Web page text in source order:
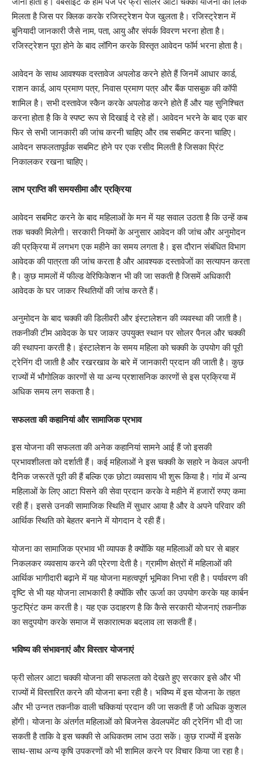
मिलता है जिस पर क्लिक करके रजिस्ट्रेशन पेज खुलता है। रजिस्ट्रेशन में
बुनियादी जानकारी जैसे नाम, पता, आयु और संपर्क विवरण भरना होता है।
रजिस्ट्रेशन पूरा होने के बाद लॉगिन करके विस्तृत आवेदन फॉर्म भरना होता है।
आवेदन के साथ आवश्यक दस्तावेज अपलोड करने होते हैं जिनमें आधार कार्ड,
राशन कार्ड, आय प्रमाण पत्र, निवास प्रमाण पत्र और बैंक पासबुक की कॉपी
शामिल है। सभी दस्तावेज स्कैन करके अपलोड करने होते हैं और यह सुनिश्चित
करना होता है कि वे स्पष्ट रूप से दिखाई दे रहे हों। आवेदन भरने के बाद एक बार
फिर से सभी जानकारी की जांच करनी चाहिए और तब सबमिट करना चाहिए।
आवेदन सफलतापूर्वक सबमिट होने पर एक रसीद मिलती है जिसका प्रिंट
निकालकर रखना चाहिए।
लाभ प्राप्ति की समयसीमा और प्रक्रिया
आवेदन सबमिट करने के बाद महिलाओं के मन में यह सवाल उठता है कि उन्हें कब
तक चक्की मिलेगी। सरकारी नियमों के अनुसार आवेदन की जांच और अनुमोदन
की प्रक्रिया में लगभग एक महीने का समय लगता है। इस दौरान संबंधित विभाग
आवेदक की पात्रता की जांच करता है और आवश्यक दस्तावेजों का सत्यापन करता
है। कुछ मामलों में फील्ड वेरिफिकेशन भी की जा सकती है जिसमें अधिकारी
आवेदक के घर जाकर स्थितियों की जांच करते हैं।
अनुमोदन के बाद चक्की की डिलीवरी और इंस्टालेशन की व्यवस्था की जाती है।
तकनीकी टीम आवेदक के घर जाकर उपयुक्त स्थान पर सोलर पैनल और चक्की
की स्थापना करती है। इंस्टालेशन के समय महिला को चक्की के उपयोग की पूरी
ट्रेनिंग दी जाती है और रखरखाव के बारे में जानकारी प्रदान की जाती है। कुछ
राज्यों में भौगोलिक कारणों से या अन्य प्रशासनिक कारणों से इस प्रक्रिया में
अधिक समय लग सकता है।
सफलता की कहानियां और सामाजिक प्रभाव
इस योजना की सफलता की अनेक कहानियां सामने आई हैं जो इसकी
प्रभावशीलता को दर्शाती हैं। कई महिलाओं ने इस चक्की के सहारे न केवल अपनी
दैनिक जरूरतें पूरी की हैं बल्कि एक छोटा व्यवसाय भी शुरू किया है। गांव में अन्य
महिलाओं के लिए आटा पिसने की सेवा प्रदान करके वे महीने में हजारों रुपए कमा
रही हैं। इससे उनकी सामाजिक स्थिति में सुधार आया है और वे अपने परिवार की
आर्थिक स्थिति को बेहतर बनाने में योगदान दे रही हैं।
योजना का सामाजिक प्रभाव भी व्यापक है क्योंकि यह महिलाओं को घर से बाहर
निकलकर व्यवसाय करने की प्रेरणा देती है। ग्रामीण क्षेत्रों में महिलाओं की
आर्थिक भागीदारी बढ़ाने में यह योजना महत्वपूर्ण भूमिका निभा रही है। पर्यावरण की
दृष्टि से भी यह योजना लाभकारी है क्योंकि सौर ऊर्जा का उपयोग करके यह कार्बन
फुटप्रिंट कम करती है। यह एक उदाहरण है कि कैसे सरकारी योजनाएं तकनीक
का सदुपयोग करके समाज में सकारात्मक बदलाव ला सकती हैं।
भविष्य की संभावनाएं और विस्तार योजनाएं
फ्री सोलर आटा चक्की योजना की सफलता को देखते हुए सरकार इसे और भी
राज्यों में विस्तारित करने की योजना बना रही है। भविष्य में इस योजना के तहत
और भी उन्नत तकनीक वाली चक्कियां प्रदान की जा सकती हैं जो अधिक कुशल
होंगी। योजना के अंतर्गत महिलाओं को बिजनेस डेवलपमेंट की ट्रेनिंग भी दी जा
सकती है ताकि वे इस चक्की से अधिकतम लाभ उठा सकें। कुछ राज्यों में इसके
साथ-साथ अन्य कृषि उपकरणों को भी शामिल करने पर विचार किया जा रहा है।